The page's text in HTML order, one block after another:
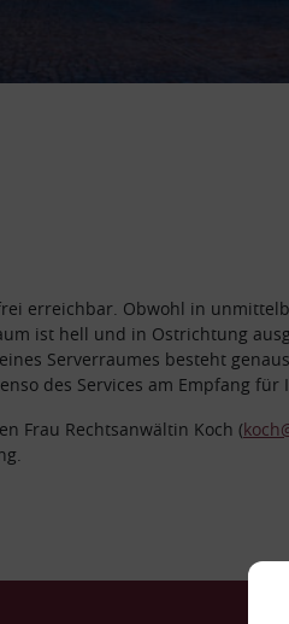
erreichbar. Obwohl in
ist hell und in Ostrichtung
Serverraumes besteht
des Services am Empfang für
Frau Rechtsanwältin Koch (